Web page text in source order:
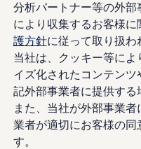
分析パートナー等の外
により収集するお客様
護方針に従って取り扱わ
当社は、クッキー等に
イズ化されたコンテン
記外部事業者に提供する
また、当社が外部事業
業者が適切にお客様の同
す。
Golf Variant
Golf R Variant
Passat
ID.4
Polo
Polo GTI
Golf Touran
T-Roc
T-Roc R
フォルクスワーゲン
キャンペーン/